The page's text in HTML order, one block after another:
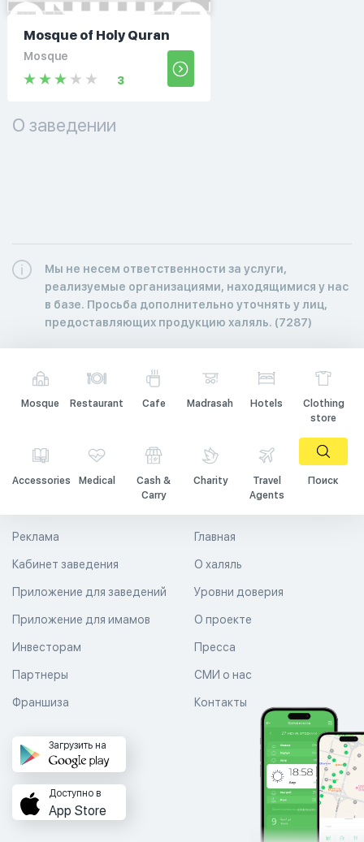
Mosque of Holy Quran
Mosque
3
О заведении
Мы не несем ответственности за услуги,
реализуемые организациями, находящимися у нас
в базе. Просьба дополнительно уточнять у лиц,
предоставляющих продукцию халяль. (7287)
Mosque Restaurant Cafe Madrasah Hotels
Clothing
store
Accessories Medical
Cash &
Carry
Charity
Travel
Agents
Поиск
Главная
О халяль
Уровни доверия
Реклама
Кабинет заведения
Приложение для заведений
Приложение для имамов О проекте
Пресса
СМИ о нас
Контакты
Инвесторам
Партнеры
Франшиза
Загрузить на
Доступно в
App Store